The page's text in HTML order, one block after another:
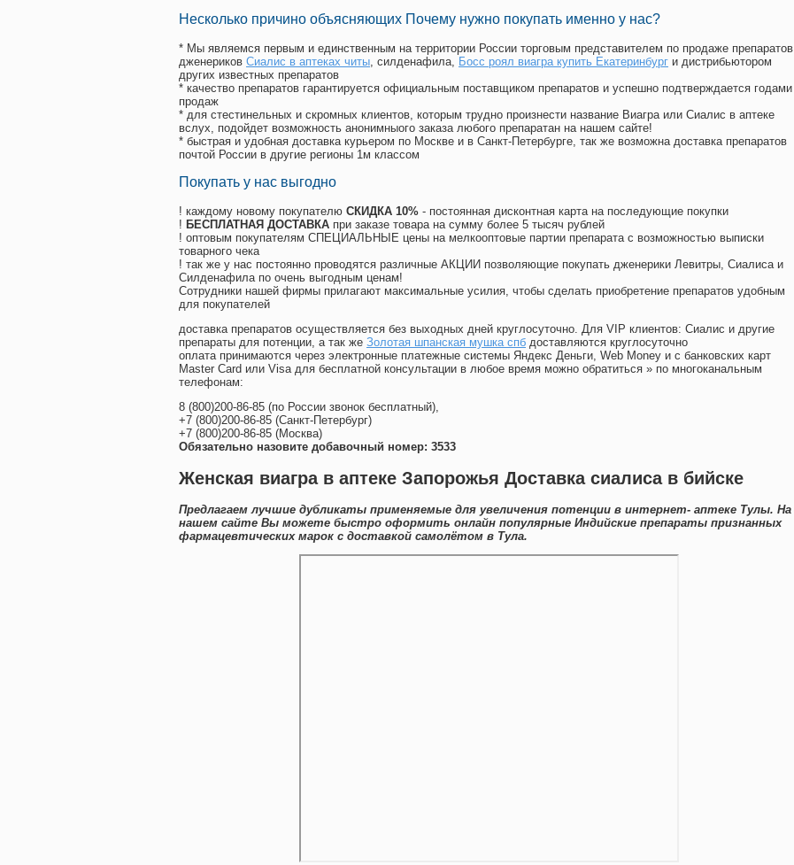
Несколько причино объясняющих Почему нужно покупать именно у нас?
* Мы являемся первым и единственным на территории России торговым представителем по продаже препаратов
дженериков Сиалис в аптеках читы, силденафила, Босс роял виагра купить Екатеринбург и дистрибьютором
других известных препаратов
* качество препаратов гарантируется официальным поставщиком препаратов и успешно подтверждается годами
продаж
* для стестинельных и скромных клиентов, которым трудно произнести название Виагра или Сиалис в аптеке
вслух, подойдет возможность анонимныого заказа любого препаратан на нашем сайте!
* быстрая и удобная доставка курьером по Москве и в Санкт-Петербурге, так же возможна доставка препаратов
почтой России в другие регионы 1м классом
Покупать у нас выгодно
! каждому новому покупателю СКИДКА 10% - постоянная дисконтная карта на последующие покупки
! БЕСПЛАТНАЯ ДОСТАВКА при заказе товара на сумму более 5 тысяч рублей
! оптовым покупателям СПЕЦИАЛЬНЫЕ цены на мелкооптовые партии препарата с возможностью выписки
товарного чека
! так же у нас постоянно проводятся различные АКЦИИ позволяющие покупать дженерики Левитры, Сиалиса и
Силденафила по очень выгодным ценам!
Cотрудники нашей фирмы прилагают максимальные усилия, чтобы сделать приобретение препаратов удобным
для покупателей
доставка препаратов осуществляется без выходных дней круглосуточно. Для VIP клиентов: Сиалис и другие
препараты для потенции, а так же Золотая шпанская мушка спб доставляются круглосуточно
оплата принимаются через электронные платежные системы Яндекс Деньги, Web Money и с банковских карт
Master Card или Visa для бесплатной консультации в любое время можно обратиться » по многоканальным
телефонам:
8 (800)200-86-85 (по России звонок бесплатный),
+7 (800)200-86-85 (Санкт-Петербург)
+7 (800)200-86-85 (Москва)
Обязательно назовите добавочный номер: 3533
Женская виагра в аптеке Запорожья Доставка сиалиса в бийске
Предлагаем лучшие дубликаты применяемые для увеличения потенции в интернет- аптеке Тулы. На
нашем сайте Вы можете быстро оформить онлайн популярные Индийские препараты признанных
фармацевтических марок с доставкой самолётом в Тула.